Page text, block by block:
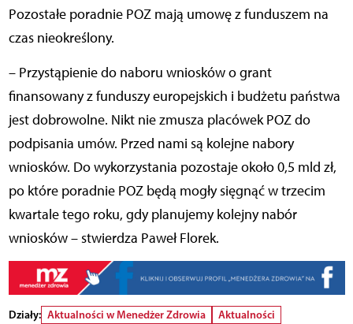
Pozostałe poradnie POZ mają umowę z funduszem na
czas nieokreślony.
– Przystąpienie do naboru wniosków o grant
finansowany z funduszy europejskich i budżetu państwa
jest dobrowolne. Nikt nie zmusza placówek POZ do
podpisania umów. Przed nami są kolejne nabory
wniosków. Do wykorzystania pozostaje około 0,5 mld zł,
po które poradnie POZ będą mogły sięgnąć w trzecim
kwartale tego roku, gdy planujemy kolejny nabór
wniosków – stwierdza Paweł Florek.
Działy: Aktualności w Menedżer Zdrowia Aktualności